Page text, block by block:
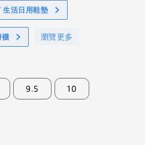
生活日用鞋墊
襪 瀏覽更多
9.5 10